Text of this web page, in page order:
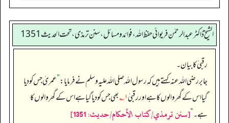
الشیخ ڈاکٹر عبد الرحمٰن فریوائی حفظ اللہ، فوائد و مسائل، سنن ترمذی، تحت الحديث 1351
رقبیٰ کا بیان۔
جابر رضی الله عنہ کہتے ہیں کہ رسول اللہ صلی اللہ علیہ وسلم نے فرمایا:”عمریٰ جس کو دیا
گیا اس کے گھر والوں کا ہے اور رقبیٰ۱؎ بھی جس کو دیا گیا ہے اس کے گھر والوں کا
ہے۔‏‏‏‏“[سنن ترمذي/كتاب الأحكام/حدیث: 1351]